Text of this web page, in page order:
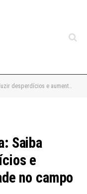
e aumentar a rentabilidade no campo
Saiba
e
no campo